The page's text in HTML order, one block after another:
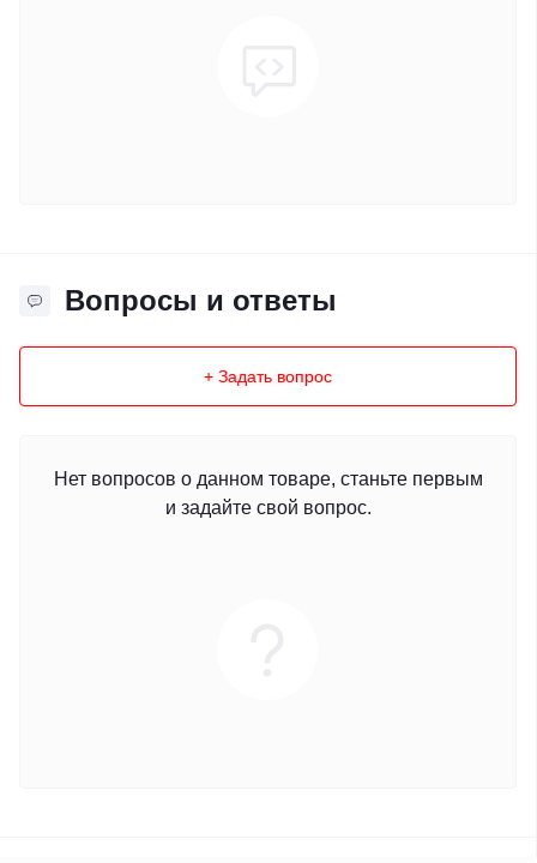
Вопросы и ответы
+ Задать вопрос
Нет вопросов о данном товаре, станьте первым
и задайте свой вопрос.